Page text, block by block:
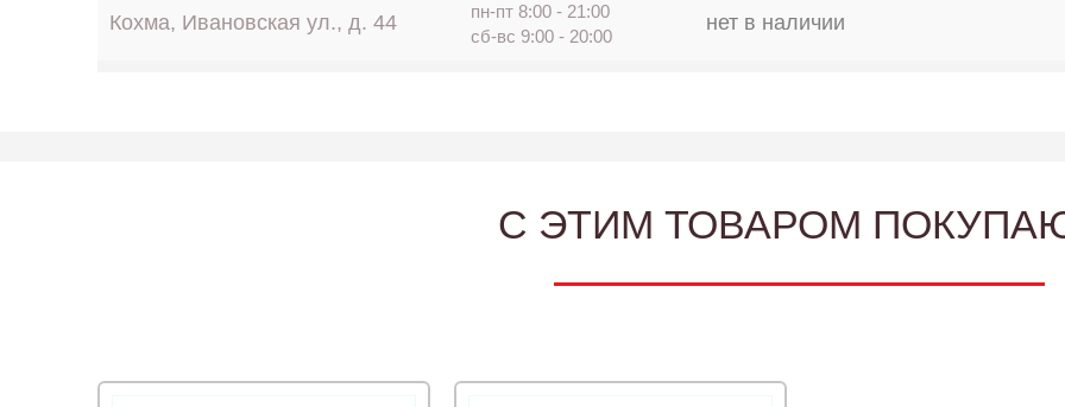
Кохма, Ивановская ул., д. 44
пн-пт 8:00 - 21:00
сб-вс 9:00 - 20:00
нет в наличии
C ЭТИМ ТОВАРОМ